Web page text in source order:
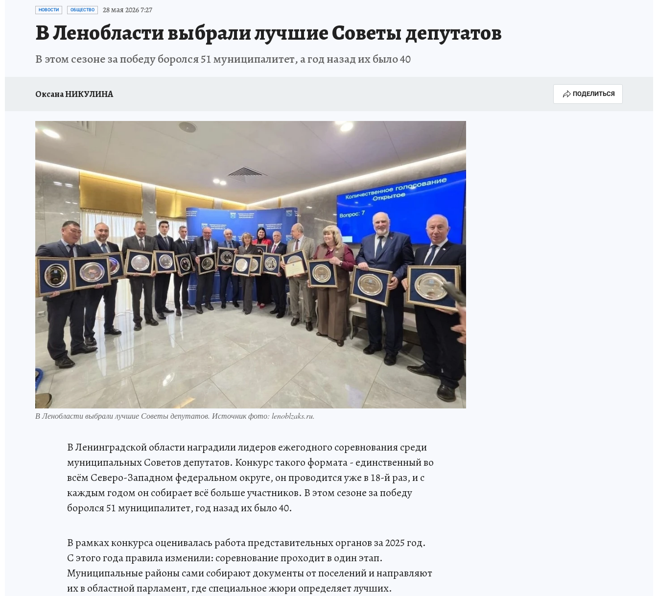
ПЕТЕРБУРГСКАЯ СТРОЙКА
НОВОСТИ ОБЩЕСТВО 28 мая 2026 7:27
В Ленобласти выбрали лучшие Советы депутатов
В этом сезоне за победу боролся 51 муниципалитет, а год назад их было 40
Оксана НИКУЛИНА ПОДЕЛИТЬСЯ
В Ленобласти выбрали лучшие Советы депутатов. Источник фото: lenoblzaks.ru.
В Ленинградской области наградили лидеров ежегодного соревнования среди
муниципальных Советов депутатов. Конкурс такого формата - единственный во
всём Северо-Западном федеральном округе, он проводится уже в 18-й раз, и с
каждым годом он собирает всё больше участников. В этом сезоне за победу
боролся 51 муниципалитет, год назад их было 40.
В рамках конкурса оценивалась работа представительных органов за 2025 год.
С этого года правила изменили: соревнование проходит в один этап.
Муниципальные районы сами собирают документы от поселений и направляют
их в областной парламент, где специальное жюри определяет лучших.